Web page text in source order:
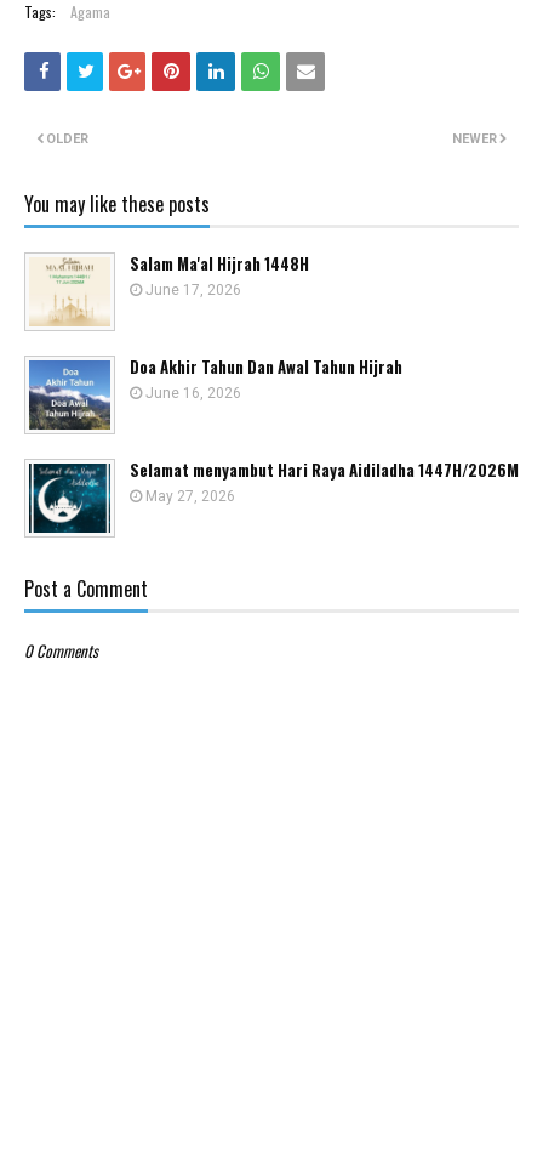
Tags: Agama
NEWER
OLDER
You may like these posts
Salam Ma'al Hijrah 1448H
June 17, 2026
Doa Akhir Tahun Dan Awal Tahun Hijrah
June 16, 2026
Selamat menyambut Hari Raya Aidiladha 1447H/2026M
May 27, 2026
Post a Comment
0 Comments